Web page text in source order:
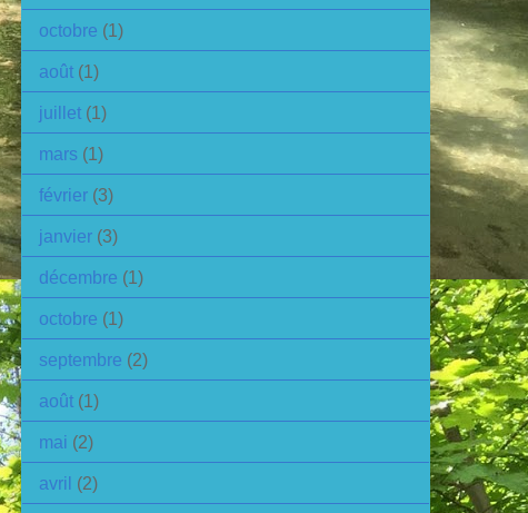
octobre (1)
août (1)
juillet (1)
mars (1)
février (3)
janvier (3)
décembre (1)
octobre (1)
septembre (2)
août (1)
mai (2)
avril (2)